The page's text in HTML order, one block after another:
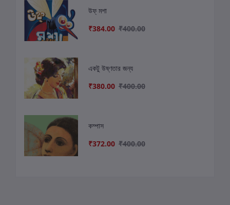
উফ্ মশা
₹384.00 ₹400.00
একটু উষ্ণতার জন্য
₹380.00 ₹400.00
কম্পাস
₹372.00 ₹400.00